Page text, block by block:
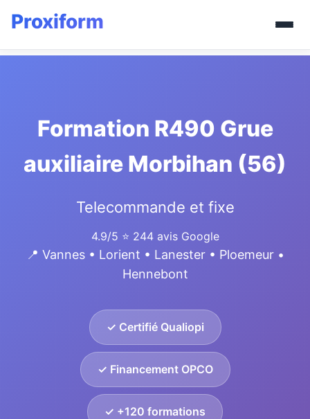
Formation R490 Grue
auxiliaire Morbihan (56)
Telecommande et fixe
4.9/5 ⭐ 244 avis Google
📍 Vannes • Lorient • Lanester • Ploemeur •
Hennebont
✓ Certifié Qualiopi
✓ Financement OPCO
✓ +120 formations